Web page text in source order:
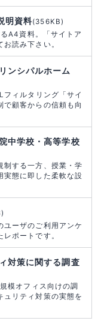
明資料(356KB)
A4資料。「サイトア
読み下さい。
ンシパルホーム
フィルタリング「サイ
で顧客からの信頼も向
中学校・高等学校
制する一方、授業・学
実態に即した柔軟な設
ユーザのご利用アンケ
ポートです。
対策に関する調査
模オフィス向けの調
ュリティ対策の実態を